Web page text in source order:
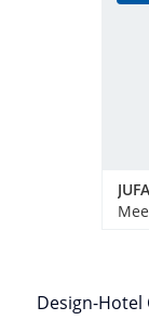
Design-Hotel